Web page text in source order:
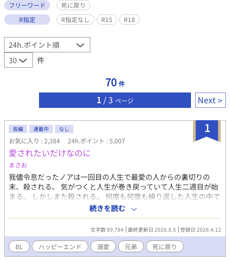
フリーワード
死に戻り
R指定
R指定なし R15 R18
件
70 件
1 / 3 ページ Next
1
長編 連載中 なし
お気に入り : 2,384 24h.ポイント : 5,007
愛されたいだけなのに
まさお
我儘令息だったノアは一回目の人生で最愛の人からの裏切りの
末、殺される。 気がつくと人生が巻き戻っていて人生二週目が始
まる。 しかしまた殺される。 何度も何度も繰り返した人生の中で
自分が愛されることを諦めてしまった。 2026.06.06 感想の受付は
停止しました
続きを読む
文字数 89,784 最終更新日 2026.8.5 登録日 2026.4.12
BL ハッピーエンド 溺愛 兄弟 死に戻り